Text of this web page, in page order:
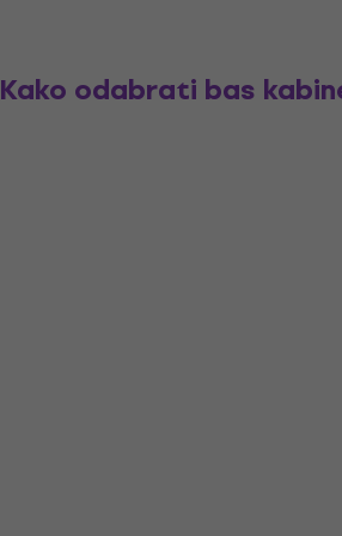
Kako odabrati bas